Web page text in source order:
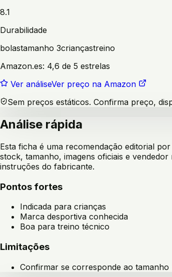
8.1
Durabilidade
bolastamanho 3criançastreino
Amazon.es: 4,6 de 5 estrelas
Ver análiseVer preço na Amazon
Sem preços estáticos. Confirma preço,
Análise rápida
Esta ficha é uma recomendação editorial
stock, tamanho, imagens oficiais e
instruções do fabricante.
Pontos fortes
Indicada para crianças
Marca desportiva conhecida
Boa para treino técnico
Limitações
Confirmar se corresponde ao tamanho